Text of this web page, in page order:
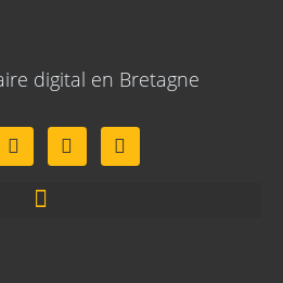
digital en Bretagne